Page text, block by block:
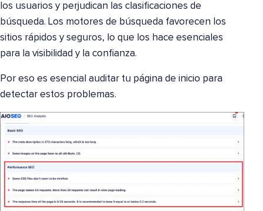
los usuarios y perjudican las clasificaciones de
búsqueda. Los motores de búsqueda favorecen los
sitios rápidos y seguros, lo que los hace esenciales
para la visibilidad y la confianza.
Por eso es esencial auditar tu página de inicio para
detectar estos problemas.